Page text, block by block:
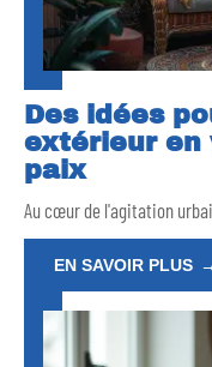
Des idées
extérieur en
paix
Au cœur de l'agitation
EN SAVOIR PLUS